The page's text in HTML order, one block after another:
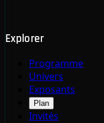
Explorer
Programme
Univers
Exposants
Plan
Invités